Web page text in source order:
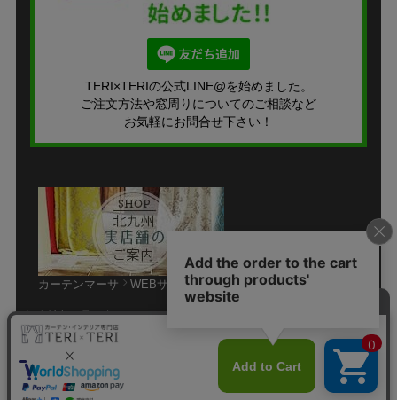
TERI×TERIの公式LINE@を始めました。
ご注文方法や窓周りについてのご相談など
お気軽にお問合せ下さい！
カーテンマーサ WEBサイト
個人情報の取り扱いについて
特定商取引法に関する表示
サイトマップ